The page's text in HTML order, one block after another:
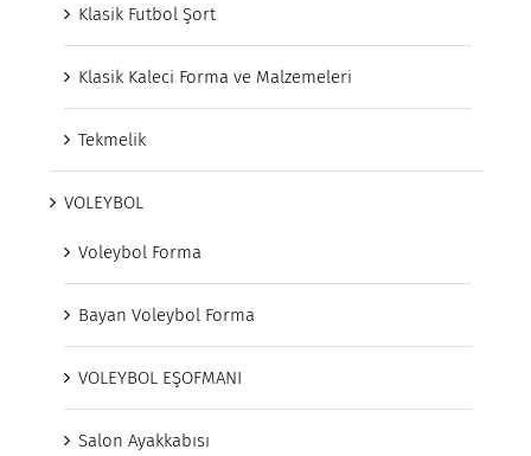
Klasik Futbol Şort
Klasik Kaleci Forma ve Malzemeleri
Tekmelik
VOLEYBOL
Voleybol Forma
Bayan Voleybol Forma
VOLEYBOL EŞOFMANI
Salon Ayakkabısı